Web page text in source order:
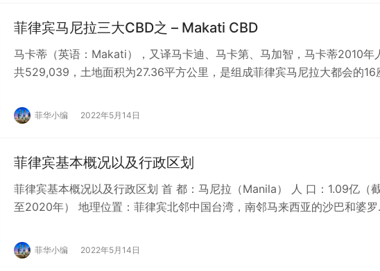
菲律宾马尼拉三大CBD之 – Makati CBD
马卡蒂（英语：Makati），又译马卡迪、马卡第、马加智，马卡蒂2010年
共529,039，土地面积为27.36平方公里，是组成菲律宾马尼拉大都会的16
菲华小编 2022年5月14日
菲律宾基本概况以及行政区划
菲律宾基本概况以及行政区划 首 都：马尼拉（Manila） 人 口：1.09亿（
至2020年） 地理位置：菲律宾北邻中国台湾，南邻马来西亚的沙巴和婆罗
菲华小编 2022年5月14日